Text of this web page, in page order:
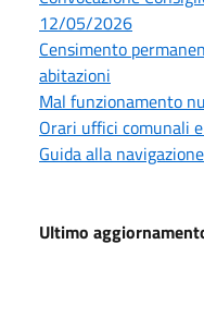
12/05/2026
Censimento
abitazioni
Mal funzionamento
Orari uffici comunali
Guida alla
Ultimo